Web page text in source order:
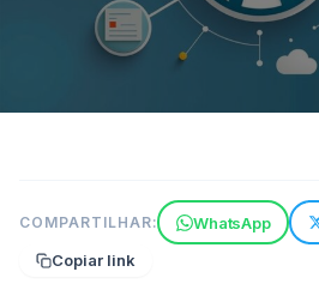
Automatize seu
WordPress e Venda
COMPARTILHAR: WhatsApp
Copiar link